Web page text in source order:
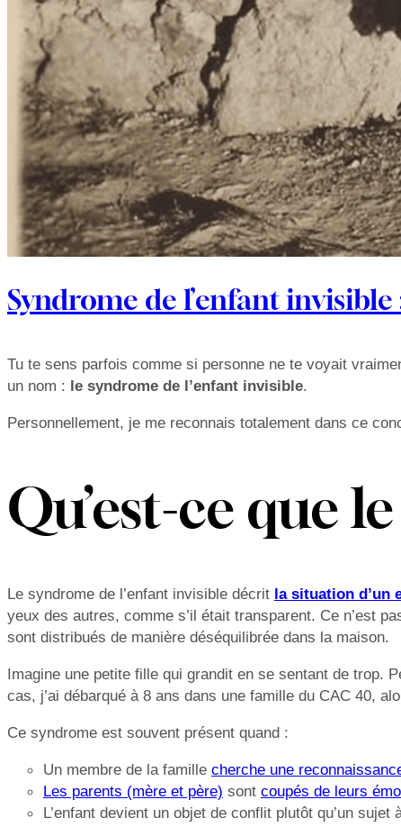
Syndrome de l’enfant
Tu te sens parfois comme si personne ne te voyait
un nom : le syndrome de l’enfant invisible.
Personnellement, je me reconnais totalement dans ce
Qu’est-ce que
Le syndrome de l’enfant invisible décrit la situation d’un
yeux des autres, comme s’il était transparent. Ce n’est
sont distribués de manière déséquilibrée dans la maison.
Imagine une petite fille qui grandit en se sentant de trop.
cas, j’ai débarqué à 8 ans dans une famille du CAC 40,
Ce syndrome est souvent présent quand :
Un membre de la famille cherche une
Les parents (mère et père) sont coupés de leurs
L’enfant devient un objet de conflit plutôt qu’un sujet